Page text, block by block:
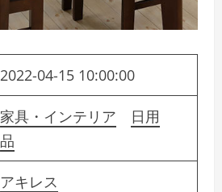
2022-04-15 10:00:00
家具・インテリア
日用
品
アキレス